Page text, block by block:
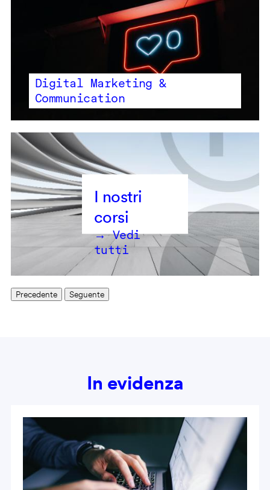
Digital Marketing &
Communication
→ Vedi
tutti
Precedente Seguente
In evidenza